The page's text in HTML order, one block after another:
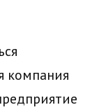
компания